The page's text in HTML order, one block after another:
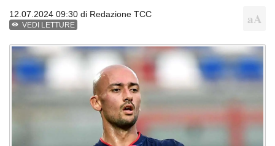
12.07.2024 09:30 di Redazione TCC
VEDI LETTURE